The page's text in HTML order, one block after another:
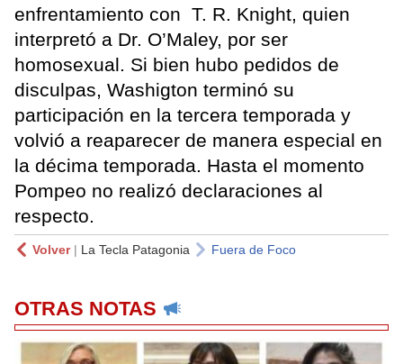
enfrentamiento con T. R. Knight, quien
interpretó a Dr. O’Maley, por ser
homosexual. Si bien hubo pedidos de
disculpas, Washigton terminó su
participación en la tercera temporada y
volvió a reaparecer de manera especial en
la décima temporada. Hasta el momento
Pompeo no realizó declaraciones al
respecto.
Volver| La Tecla Patagonia Fuera de Foco
OTRAS NOTAS